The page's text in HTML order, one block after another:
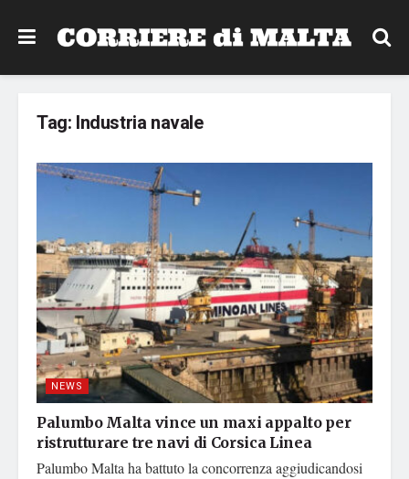
Tag: Industria navale
NEWS
Palumbo Malta vince un maxi appalto per
ristrutturare tre navi di Corsica Linea
Palumbo Malta ha battuto la concorrenza aggiudicandosi